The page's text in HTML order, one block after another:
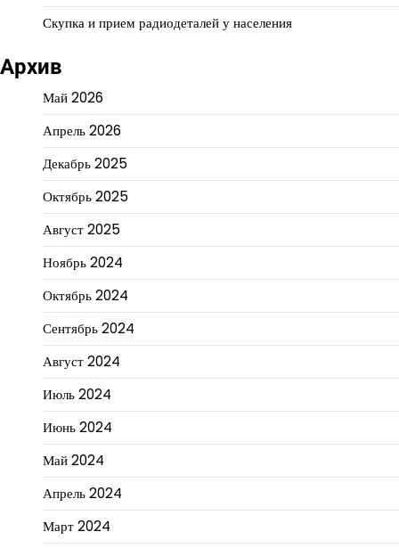
Скупка и прием радиодеталей у населения
Архив
Май 2026
Апрель 2026
Декабрь 2025
Октябрь 2025
Август 2025
Ноябрь 2024
Октябрь 2024
Сентябрь 2024
Август 2024
Июль 2024
Июнь 2024
Май 2024
Апрель 2024
Март 2024